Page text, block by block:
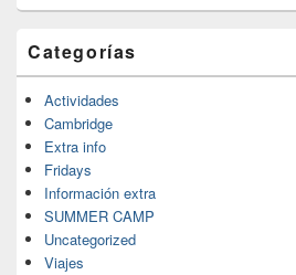
Categorías
Actividades
Cambridge
Extra info
Fridays
Información extra
SUMMER CAMP
Uncategorized
Viajes